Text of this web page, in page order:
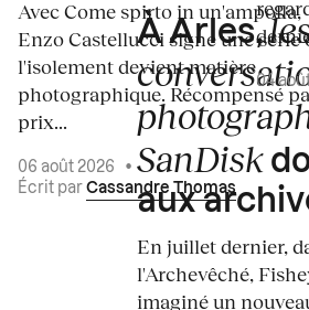
Avec Come spirto in un'ampolla,
Enzo Castellucci signe une série
l'isolement devient matière
photographique. Récompensé
prix...
06 août 2026
•
Écrit par Cassandre Thomas
À Arles,
SanDisk
aux
En juillet dernier,
l'Archevêché,
imaginé un
04